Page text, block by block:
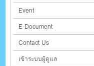
Event
E-Document
Contact Us
เข้าระบบผู้ดูแล